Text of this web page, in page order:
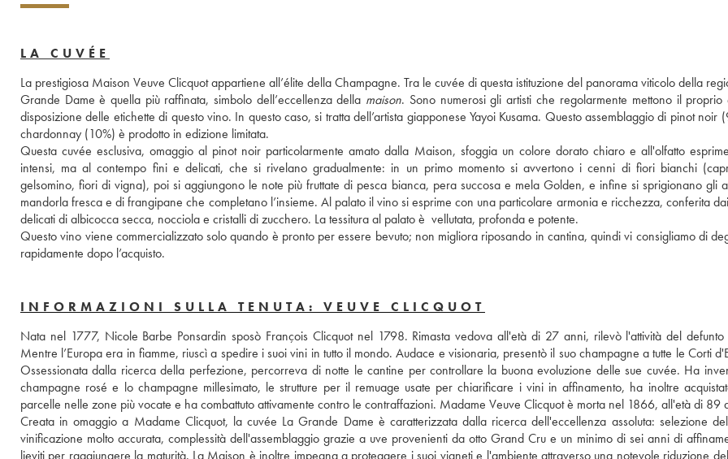
LA CUVÉE
La prestigiosa Maison Veuve Clicquot appartiene all’élite della Champagne. Tra le cuvée di questa istituzione del panorama viticolo della
Grande Dame è quella più raffinata, simbolo dell’eccellenza della maison. Sono numerosi gli artisti che regolarmente mettono il proprio
disposizione delle etichette di questo vino. In questo caso, si tratta dell’artista giapponese Yayoi Kusama. Questo assemblaggio di pinot noir
chardonnay (10%) è prodotto in edizione limitata.
Questa cuvée esclusiva, omaggio al pinot noir particolarmente amato dalla Maison, sfoggia un colore dorato chiaro e all'olfatto
intensi, ma al contempo fini e delicati, che si rivelano gradualmente: in un primo momento si avvertono i cenni di fiori bianchi
gelsomino, fiori di vigna), poi si aggiungono le note più fruttate di pesca bianca, pera succosa e mela Golden, e infine si sprigionano gli
mandorla fresca e di frangipane che completano l’insieme. Al palato il vino si esprime con una particolare armonia e ricchezza, conferita
delicati di albicocca secca, nocciola e cristalli di zucchero. La tessitura al palato è  vellutata, profonda e potente.
Questo vino viene commercializzato solo quando è pronto per essere bevuto; non migliora riposando in cantina, quindi vi consigliamo di
rapidamente dopo l’acquisto.
INFORMAZIONI SULLA TENUTA: VEUVE CLICQUOT
Nata nel 1777, Nicole Barbe Ponsardin sposò François Clicquot nel 1798. Rimasta vedova all'età di 27 anni, rilevò l'attività del defunto
Mentre l’Europa era in fiamme, riuscì a spedire i suoi vini in tutto il mondo. Audace e visionaria, presentò il suo champagne a tutte le Corti
Ossessionata dalla ricerca della perfezione, percorreva di notte le cantine per controllare la buona evoluzione delle sue cuvée. Ha
champagne rosé e lo champagne millesimato, le strutture per il remuage usate per chiarificare i vini in affinamento, ha inoltre
parcelle nelle zone più vocate e ha combattuto attivamente contro le contraffazioni. Madame Veuve Clicquot è morta nel 1866, all'età di 89
Creata in omaggio a Madame Clicquot, la cuvée La Grande Dame è caratterizzata dalla ricerca dell'eccellenza assoluta: selezione
vinificazione molto accurata, complessità dell'assemblaggio grazie a uve provenienti da otto Grand Cru e un minimo di sei anni di
lieviti per raggiungere la maturità. La Maison è inoltre impegna a proteggere i suoi vigneti e l'ambiente attraverso una notevole riduzione